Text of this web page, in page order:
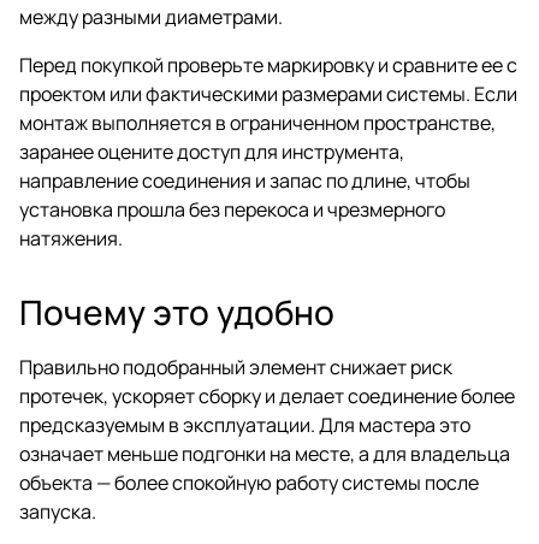
между разными диаметрами.
Перед покупкой проверьте маркировку и сравните ее с
проектом или фактическими размерами системы. Если
монтаж выполняется в ограниченном пространстве,
заранее оцените доступ для инструмента,
направление соединения и запас по длине, чтобы
установка прошла без перекоса и чрезмерного
натяжения.
Почему это удобно
Правильно подобранный элемент снижает риск
протечек, ускоряет сборку и делает соединение более
предсказуемым в эксплуатации. Для мастера это
означает меньше подгонки на месте, а для владельца
объекта — более спокойную работу системы после
запуска.